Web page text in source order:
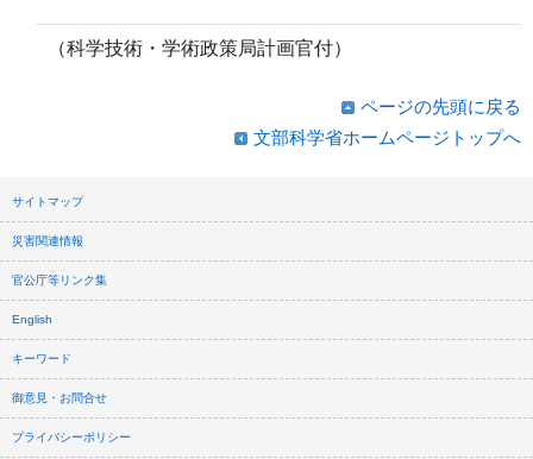
（科学技術・学術政策局計画官付）
ページの先頭に戻る
文部科学省ホームページトップへ
サイトマップ
災害関連情報
官公庁等リンク集
English
キーワード
御意見・お問合せ
プライバシーポリシー